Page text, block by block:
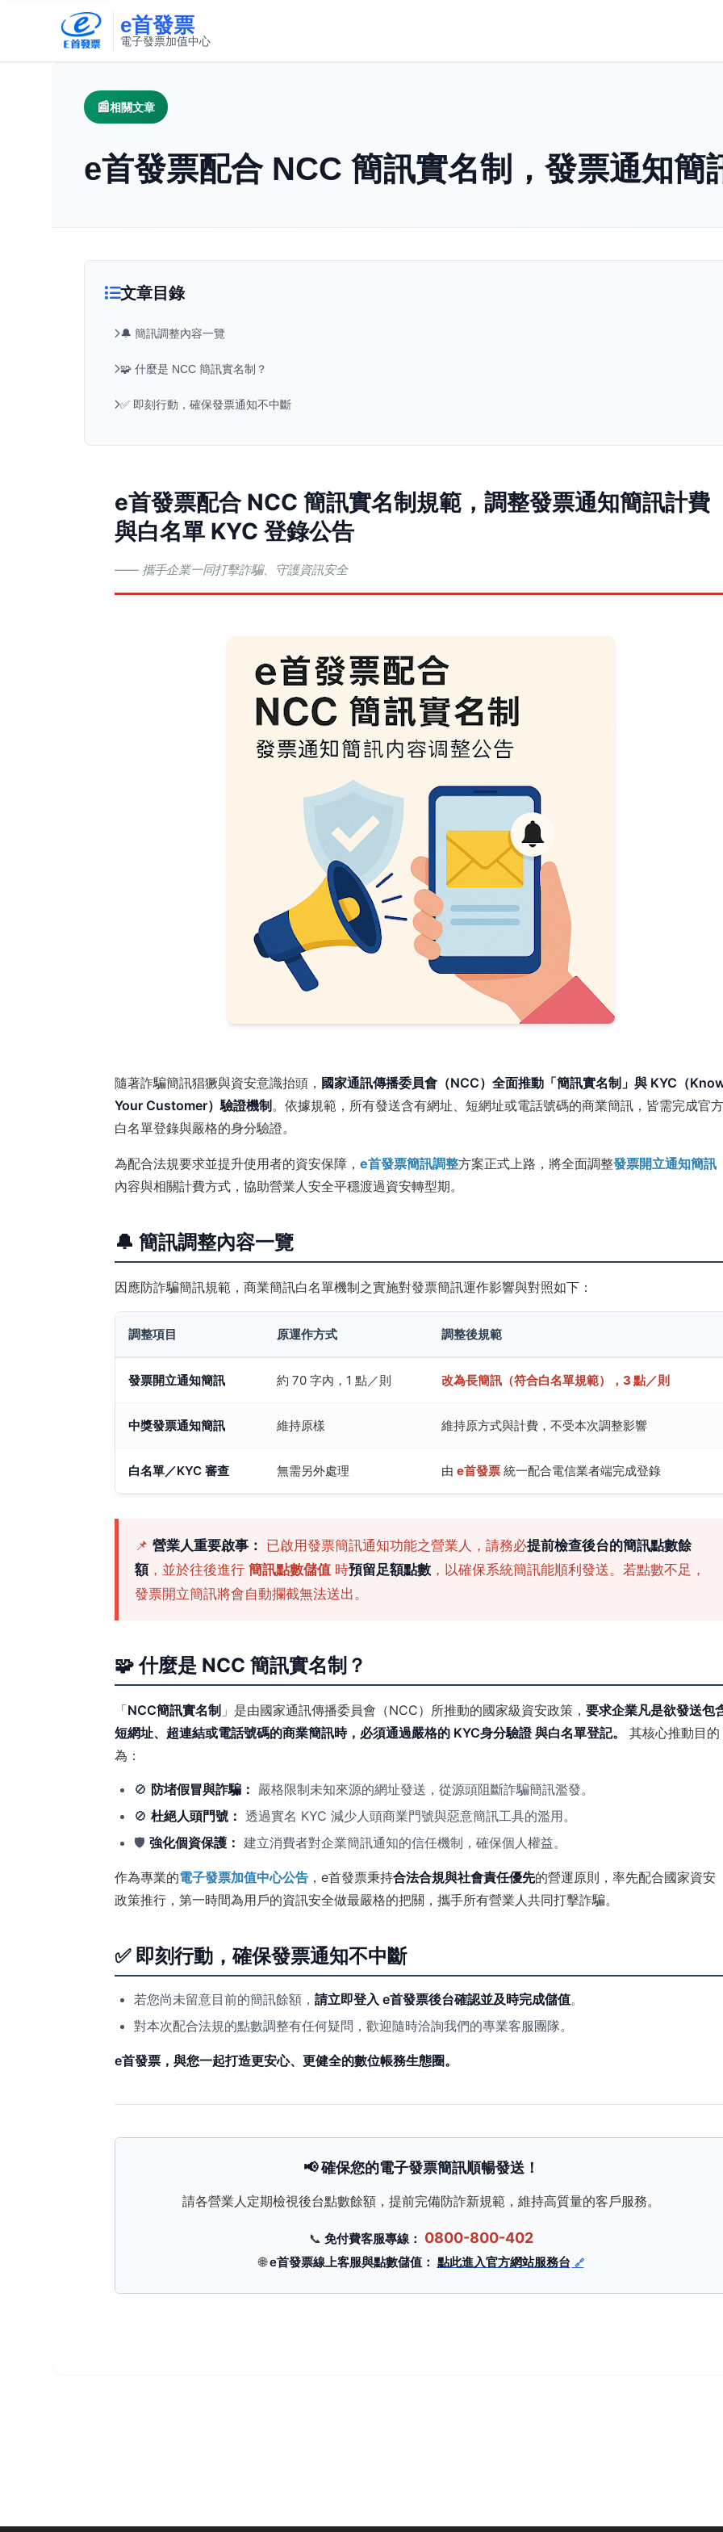
e首發票
電子發票加值中心
相關文章
e首發票配合 NCC 簡訊實名制，發票通知簡
文章目錄
🔔 簡訊調整內容一覽
🧩 什麼是 NCC 簡訊實名制？
✅ 即刻行動，確保發票通知不中斷
e首發票配合 NCC 簡訊實名制規範，調整發票通知簡訊計費
與白名單 KYC 登錄公告
—— 攜手企業一同打擊詐騙、守護資訊安全
隨著詐騙簡訊猖獗與資安意識抬頭， 國家通訊傳播委員會（NCC）全面推動「簡訊實名制」與 KYC（
Your Customer）驗證機制 。依據規範，所有發送含有網址、短網址或電話號碼的商業簡訊，皆需完成官方
白名單登錄與嚴格的身分驗證。
為配合法規要求並提升使用者的資安保障， e首發票簡訊調整方案正式上路，將全面調整發票開立通知簡訊
內容與相關計費方式，協助營業人安全平穩渡過資安轉型期。
🔔 簡訊調整內容一覽
因應防詐騙簡訊規範，商業簡訊白名單機制之實施對發票簡訊運作影響與對照如下：
調整項目 原運作方式 調整後規範
發票開立通知簡訊 約 70 字內，1 點／則 改為長簡訊（符合白名單規範），3 點／則
中獎發票通知簡訊 維持原樣 維持原方式與計費，不受本次調整影響
白名單／KYC 審查 無需另外處理 由 e首發票 統一配合電信業者端完成登錄
📌 營業人重要啟事： 已啟用發票簡訊通知功能之營業人，請務必提前檢查後台的簡訊點數餘
額，並於往後進行 簡訊點數儲值 時預留足額點數 ，以確保系統簡訊能順利發送。若點數不足，
發票開立簡訊將會自動攔截無法送出。
🧩 什麼是 NCC 簡訊實名制？
「NCC簡訊實名制 」是由國家通訊傳播委員會（NCC）所推動的國家級資安政策， 要求企業凡是欲發送包
短網址、超連結或電話號碼的商業簡訊時，必須通過嚴格的 KYC身分驗證 與白名單登記。
其核心推動目的
為：
🚫 防堵假冒與詐騙： 嚴格限制未知來源的網址發送，從源頭阻斷詐騙簡訊濫發。
🚫 杜絕人頭門號： 透過實名 KYC 減少人頭商業門號與惡意簡訊工具的濫用。
🛡️ 強化個資保護： 建立消費者對企業簡訊通知的信任機制，確保個人權益。
作為專業的電子發票加值中心公告 ，e首發票秉持合法合規與社會責任優先的營運原則，率先配合國家資安
政策推行，第一時間為用戶的資訊安全做最嚴格的把關，攜手所有營業人共同打擊詐騙。
✅ 即刻行動，確保發票通知不中斷
若您尚未留意目前的簡訊餘額， 請立即登入 e首發票後台確認並及時完成儲值。
對本次配合法規的點數調整有任何疑問，歡迎隨時洽詢我們的專業客服團隊。
e首發票，與您一起打造更安心、更健全的數位帳務生態圈。
📢 確保您的電子發票簡訊順暢發送！
請各營業人定期檢視後台點數餘額，提前完備防詐新規範，維持高質量的客戶服務。
📞 免付費客服專線： 0800-800-402
🌐e首發票線上客服與點數儲值： 點此進入官方網站服務台